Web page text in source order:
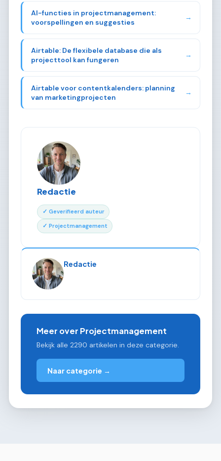
AI-functies in projectmanagement:
voorspellingen en suggesties
→
Airtable: De flexibele database die als
projecttool kan fungeren
→
Airtable voor contentkalenders: planning
van marketingprojecten
→
Redactie
✓ Geverifieerd auteur
✓ Projectmanagement
Redactie
Meer over Projectmanagement
Bekijk alle 2290 artikelen in deze categorie.
Naar categorie →